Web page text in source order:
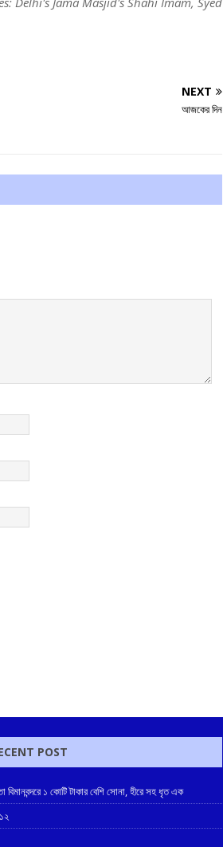
NEXT
আজকের দিন
POST
বিমানবন্দরে ১ কোটি টাকার বেশি সোনা, হীরে সহ ধৃত এক